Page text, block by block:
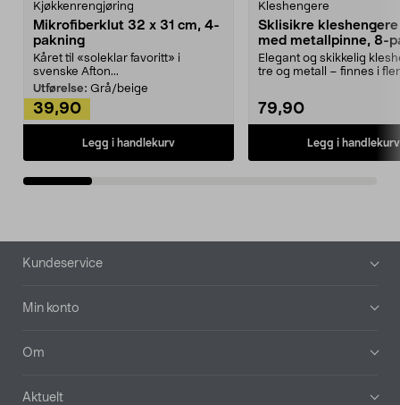
Kjøkkenrengjøring
Mikrofiberklut 32 x 31 cm, 4-
pakning
Kåret til «soleklar favoritt» i
svenske Afton...
Utførelse: Grå/beige
39,90
Legg i handlekurv
Kleshengere
Sklisikre
med metallpinne, 8-
Elegant og skikkelig
tre og metall – finnes i
79,90
Legg i handlekurv
Bunntekst
Kundeservice
Min konto
Om
Aktuelt